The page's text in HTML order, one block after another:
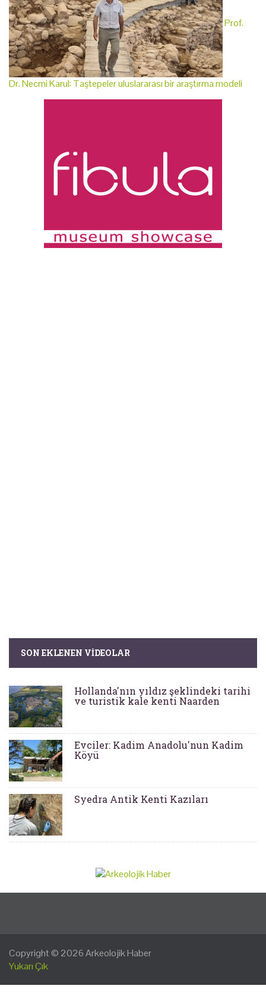
Prof.
Dr. Necmi Karul: Taştepeler uluslararası bir araştırma modeli
SON EKLENEN VIDEOLAR
Hollanda'nın yıldız şeklindeki tarihi
ve turistik kale kenti Naarden
Evciler: Kadim Anadolu'nun Kadim
Köyü
Syedra Antik Kenti Kazıları
Copyright © 2026Arkeolojik Haber
Yukarı Çık